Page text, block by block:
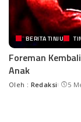
BERITA TINJU
Foreman
Anak
Oleh : Redaksi 5